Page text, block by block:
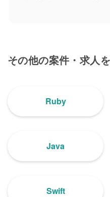
その他の案件・求人
Ruby
Java
Swift